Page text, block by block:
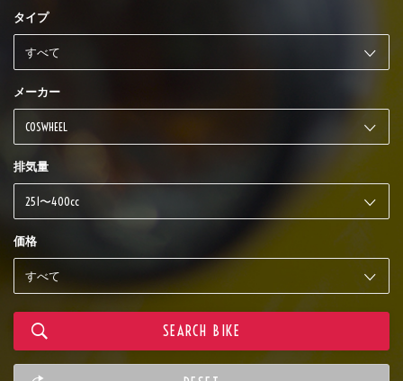
タイプ
メーカー
排気量
価格